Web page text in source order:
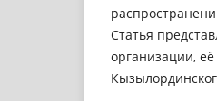
Статья
организации,